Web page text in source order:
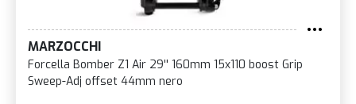
MARZOCCHI
Forcella Bomber Z1 Air 29'' 160mm 15x110 boost Grip
Sweep-Adj offset 44mm nero